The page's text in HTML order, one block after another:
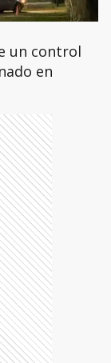
un control
en